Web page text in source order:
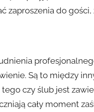
zaproszenia do
Są to między
czy ślub jest
cały moment